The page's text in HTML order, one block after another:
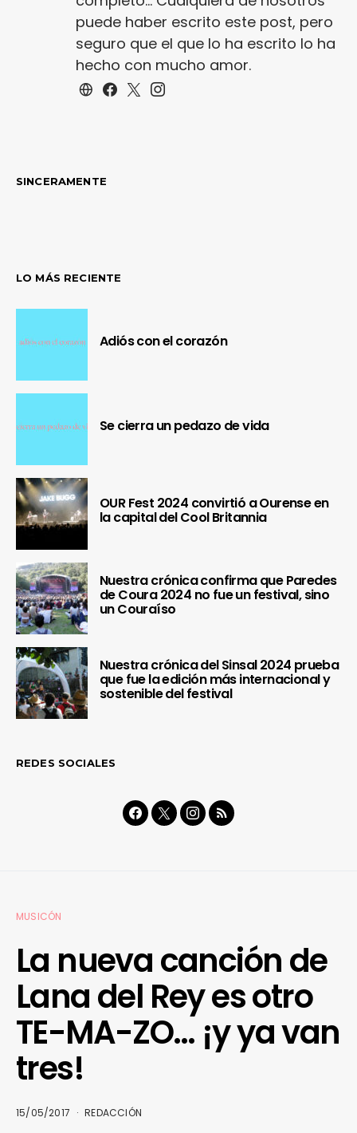
puede haber escrito este post, pero
seguro que el que lo ha escrito lo ha
hecho con mucho amor.
SINCERAMENTE
LO MÁS RECIENTE
Adiós con el corazón
Se cierra un pedazo de vida
OUR Fest 2024 convirtió a Ourense en
la capital del Cool Britannia
Nuestra crónica confirma que Paredes
de Coura 2024 no fue un festival, sino
un Couraíso
Nuestra crónica del Sinsal 2024 prueba
que fue la edición más internacional y
sostenible del festival
REDES SOCIALES
MUSICÓN
La nueva canción de
Lana del Rey es otro
TE-MA-ZO… ¡y ya van
tres!
15/05/2017 REDACCIÓN